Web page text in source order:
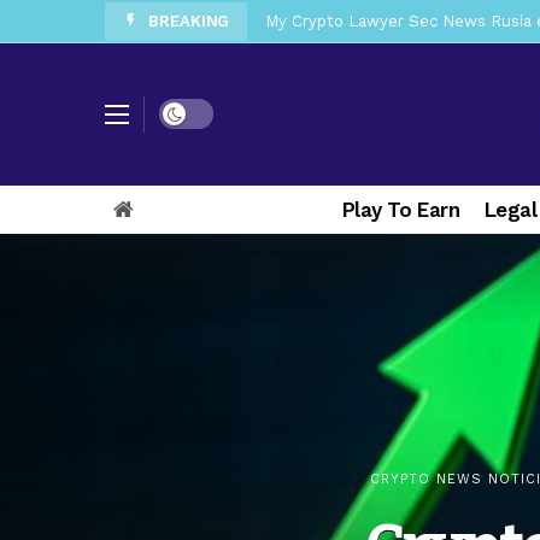
BREAKING My Crypto Lawyer Sec
My Crypto Lawyer Sec News XRP
My Crypto Lawyer Sec News
My Crypto Lawyer Sec News
My Crypto Lawyer Sec News
My Crypto Lawyer Sec News
My Crypto Lawyer Sec
My Crypto Lawyer Sec News
Dark mode
Play To Earn
CRYPTO NEWS